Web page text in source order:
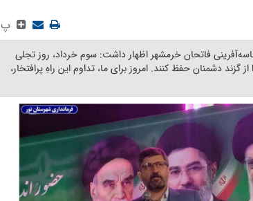
پ
فاتحان خرمشهر اظهار داشت: سوم خرداد، روز تجلی
دشمنان حفظ کنند. امروز برای ما، تداوم این راهِ پرافتخار،